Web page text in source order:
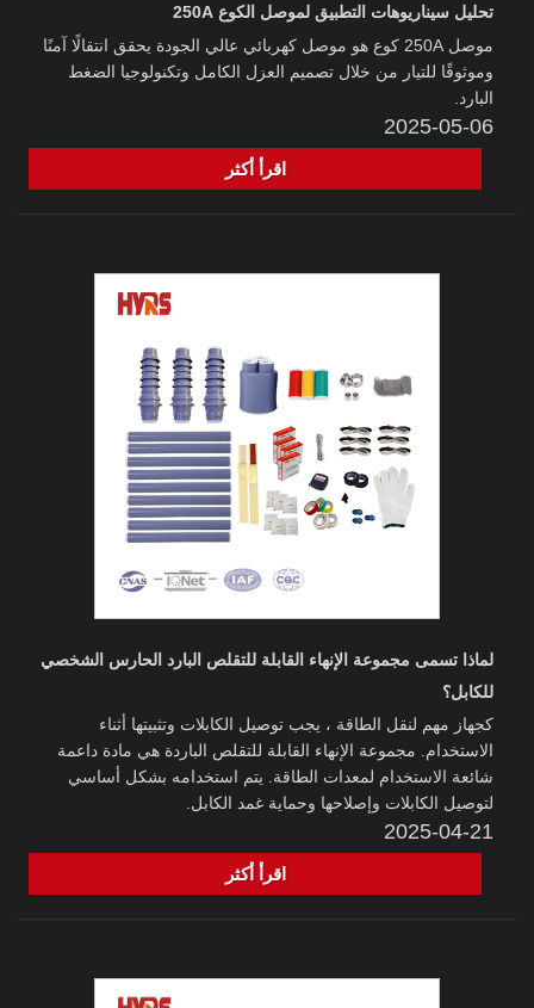
تحليل سيناريوهات التطبيق لموصل الكوع 250A
موصل 250A كوع هو موصل كهربائي عالي الجودة يحقق انتقالًا آمنًا
وموثوقًا للتيار من خلال تصميم العزل الكامل وتكنولوجيا الضغط
البارد.
2025-05-06
اقرأ أكثر
لماذا تسمى مجموعة الإنهاء القابلة للتقلص البارد الحارس الشخصي
للكابل؟
كجهاز مهم لنقل الطاقة ، يجب توصيل الكابلات وتثبيتها أثناء
الاستخدام. مجموعة الإنهاء القابلة للتقلص الباردة هي مادة داعمة
شائعة الاستخدام لمعدات الطاقة. يتم استخدامه بشكل أساسي
لتوصيل الكابلات وإصلاحها وحماية غمد الكابل.
2025-04-21
اقرأ أكثر